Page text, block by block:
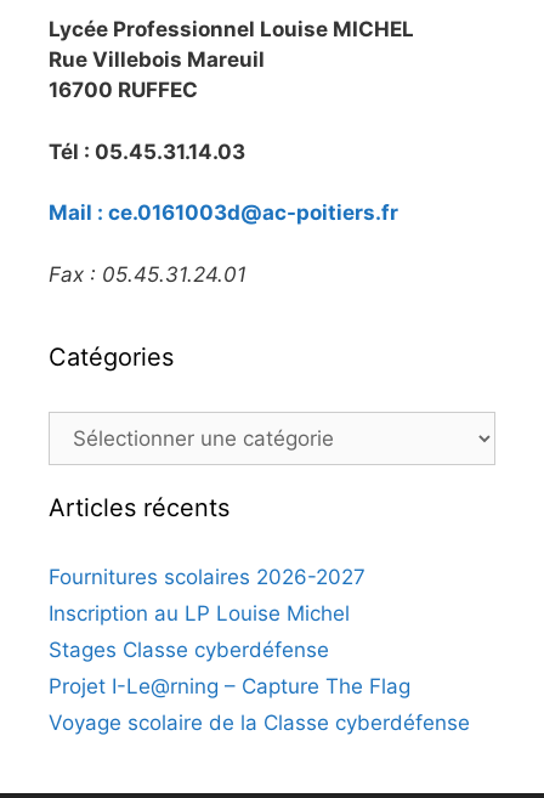
Lycée Professionnel Louise MICHEL
Rue Villebois Mareuil
16700 RUFFEC
Tél : 05.45.31.14.03
Mail : ce.0161003d@ac-poitiers.fr
Fax : 05.45.31.24.01
Catégories
Catégories
Articles récents
Fournitures scolaires 2026-2027
Inscription au LP Louise Michel
Stages Classe cyberdéfense
Projet I-Le@rning – Capture The Flag
Voyage scolaire de la Classe cyberdéfense